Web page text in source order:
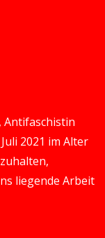
Antifaschistin
2021 im Alter
liegende Arbeit